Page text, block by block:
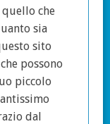
che
sia
sito
possono
piccolo
dal